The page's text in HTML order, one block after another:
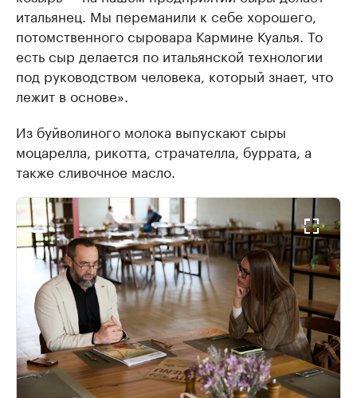
итальянец. Мы переманили к себе хорошего,
потомственного сыровара Кармине Куалья. То
есть сыр делается по итальянской технологии
под руководством человека, который знает, что
лежит в основе».
Из буйволиного молока выпускают сыры
моцарелла, рикотта, страчателла, буррата, а
также сливочное масло.